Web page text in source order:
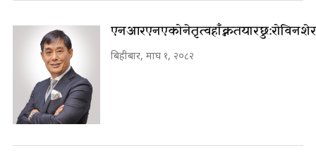
एनआरएनएको नेतृत्व हाँक्न तयार छु : रोविन
बिहीबार, माघ १, २०८२